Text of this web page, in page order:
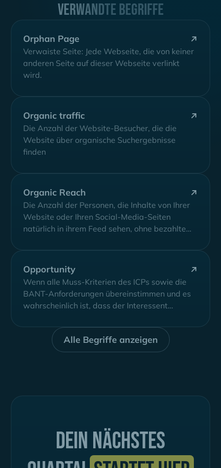
Verwandte Begriffe
Orphan Page
Verwaiste Seite: Jede Webseite, die von keiner
anderen Seite auf dieser Webseite verlinkt
wird.
Organic traffic
Die Anzahl der Website-Besucher, die die
Website über organische Suchergebnisse
finden
Organic Reach
Die Anzahl der Personen, die Inhalte von Ihrer
Website oder Ihren Social-Media-Seiten
natürlich in ihrem Feed sehen, ohne bezahlte
Opportunity
Wenn alle Muss-Kriterien des ICPs sowie die
BANT-Anforderungen übereinstimmen und es
wahrscheinlich ist, dass der Interessent
Alle Begriffe anzeigen
Dein nächstes